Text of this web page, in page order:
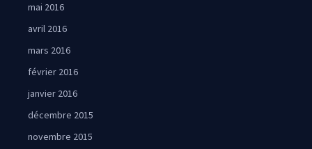
mai 2016
avril 2016
mars 2016
février 2016
janvier 2016
décembre 2015
novembre 2015